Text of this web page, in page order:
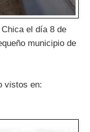
el día 8 de
municipio de
vistos en: